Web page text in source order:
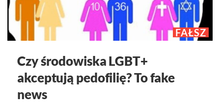
FAŁSZ
Czy środowiska LGBT+
akceptują pedofilię? To fake
news